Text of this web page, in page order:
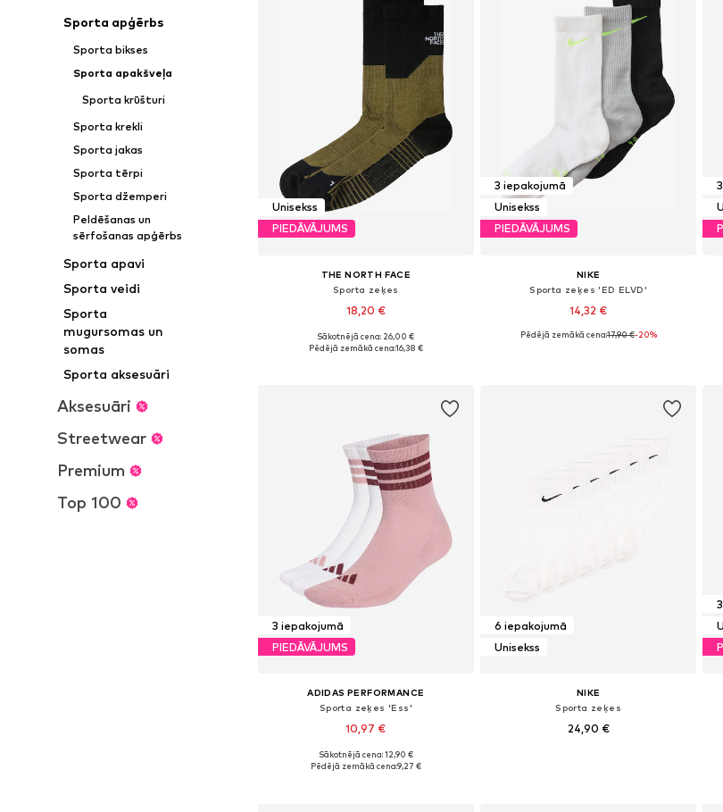
Sporta apģērbs
Sporta bikses
Sporta apakšveļa
Sporta krūšturi
Sporta krekli
Sporta jakas
Sporta tērpi
Sporta džemperi
Peldēšanas un
sērfošanas apģērbs
Sporta apavi
Sporta veidi
Sporta
mugursomas un
somas
Sporta aksesuāri
Aksesuāri
Streetwear
Premium
Top 100
Unisekss
PIEDĀVĀJUMS
THE NORTH FACE
Sporta zeķes
18,20 €
Sākotnējā cena: 26,00 €
Pēdējā zemākā cena:16,38 €
3 iepakojumā
Unisekss
PIEDĀVĀJUMS
NIKE
Sporta zeķes 'ED ELVD'
14,32 €
Pēdējā zemākā cena:17,90 €-20%
3 iepakojumā
PIEDĀVĀJUMS
ADIDAS PERFORMANCE
Sporta zeķes 'Ess'
10,97 €
Pieejams daudzos izmēros
Sākotnējā cena: 12,90 €
Pēdējā zemākā cena:9,27 €
6 iepakojumā
Unisekss
NIKE
Sporta zeķes
24,90 €